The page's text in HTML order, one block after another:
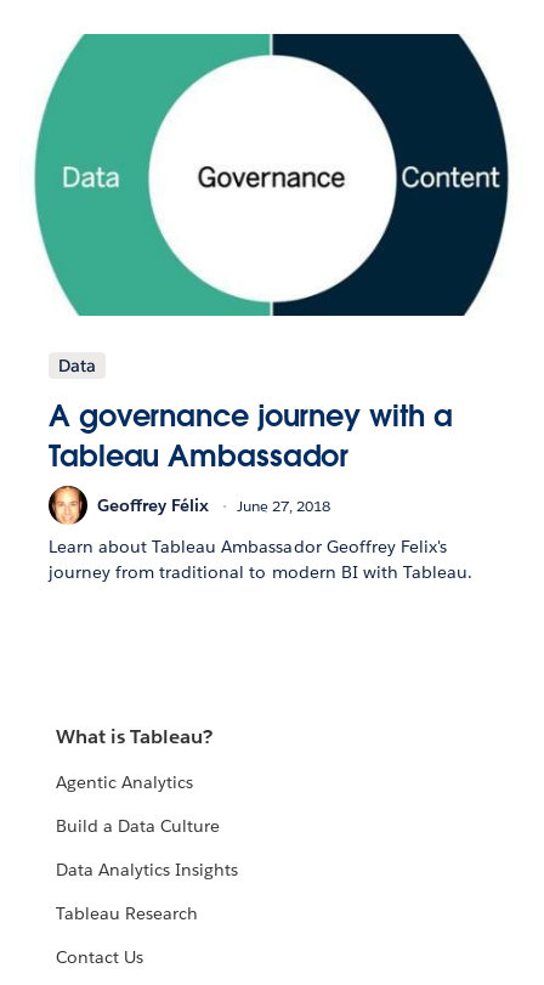
Data
A governance journey with a
Tableau Ambassador
Geoffrey Félix June 27, 2018
Learn about Tableau Ambassador Geoffrey Felix's
journey from traditional to modern BI with Tableau.
What is Tableau?
Agentic Analytics
Build a Data Culture
Data Analytics Insights
Tableau Research
Contact Us